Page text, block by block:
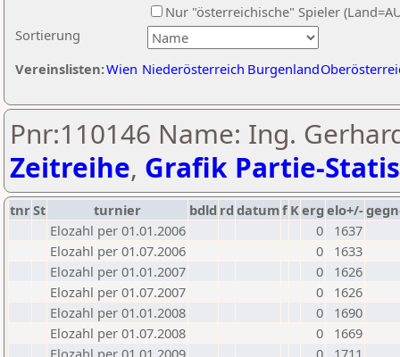
Sortierung
Nur "österreichische" Spieler
Vereinslisten:Wien Niederösterreich Burgenland
Pnr:110146 Name: Ing.
Zeitreihe, Grafik Partie-
tnrSt turnier bdld rd datumf Kerg elo+/-
Elozahl per 01.01.2006
0
1637
Elozahl per 01.07.2006
0
1633
Elozahl per 01.01.2007
0
1626
Elozahl per 01.07.2007
0
1626
Elozahl per 01.01.2008
0
1690
Elozahl per 01.07.2008
0
1669
Elozahl per 01.01.2009
0
1711